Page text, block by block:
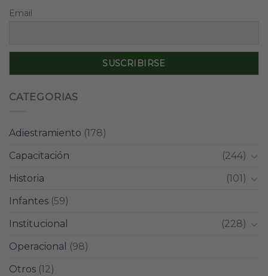
Email
CATEGORIAS
Adiestramiento (178)
Capacitación
(244)
Historia
(101)
Infantes (59)
Institucional
(228)
Operacional
(98)
Otros (12)